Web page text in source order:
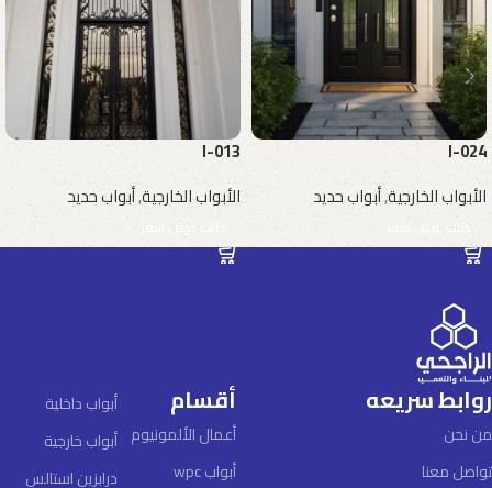
I-024
الأبواب الخارجية,أبواب حديد
طلب عرض سعر
I-013
الأبواب الخارجية,أبواب حديد
طلب عرض سعر
روابط سريعه
من نحن
تواصل معنا
أقسام
أعمال الألمونيوم
أبواب wpc
أبواب داخلية
أبواب خارجية
درابزين استالس